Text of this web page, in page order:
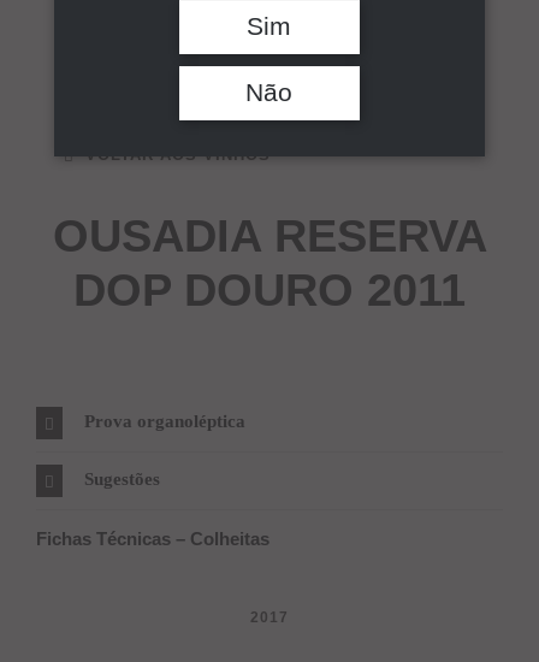
VOLTAR AOS VINHOS
OUSADIA RESERVA
DOP DOURO 2011
Prova organoléptica
Sugestões
Fichas Técnicas – Colheitas
2017
Sim
Não